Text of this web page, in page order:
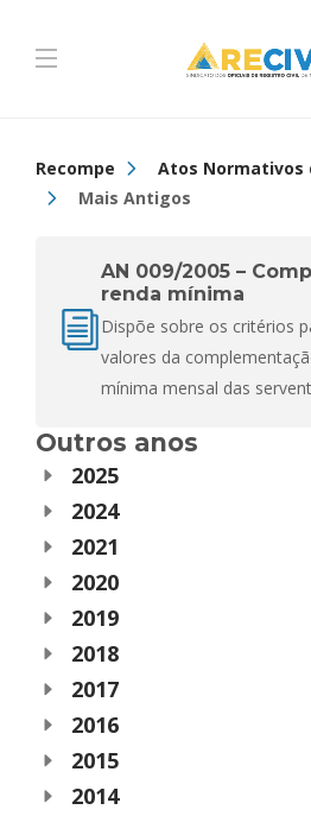
Recompe
Atos Normativos
Mais Antigos
AN 009/2005 –
renda mínima
Dispõe sobre os critérios
valores da
mínima mensal das
Outros anos
2025
2024
2021
2020
2019
2018
2017
2016
2015
2014